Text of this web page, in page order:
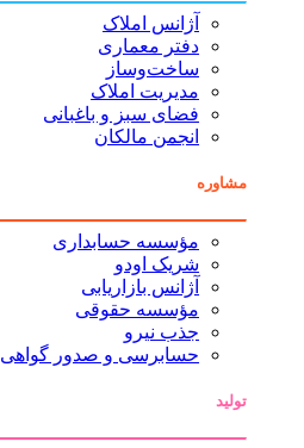
آژانس املاک
دفتر معماری
ساخت‌وساز
مدیریت املاک
فضای سبز و باغبانی
انجمن مالکان
مشاوره
مؤسسه حسابداری
شریک اودو
آژانس بازاریابی
مؤسسه حقوقی
جذب نیرو
حسابرسی و صدور گواهی
تولید